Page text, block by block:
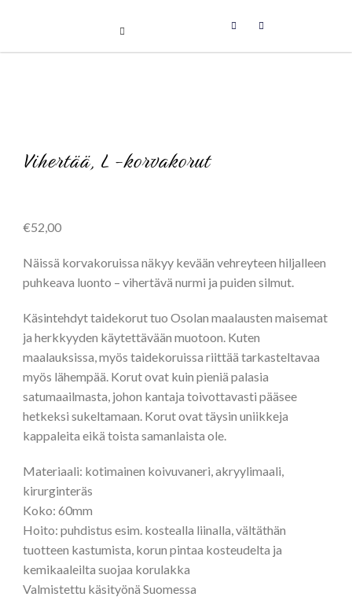
Vihertää, L -korvakorut
€52,00
Näissä korvakoruissa näkyy kevään vehreyteen hiljalleen
puhkeava luonto – vihertävä nurmi ja puiden silmut.
Käsintehdyt taidekorut tuo Osolan maalausten maisemat
ja herkkyyden käytettävään muotoon. Kuten
maalauksissa, myös taidekoruissa riittää tarkasteltavaa
myös lähempää. Korut ovat kuin pieniä palasia
satumaailmasta, johon kantaja toivottavasti pääsee
hetkeksi sukeltamaan. Korut ovat täysin uniikkeja
kappaleita eikä toista samanlaista ole.
Materiaali: kotimainen koivuvaneri, akryylimaali,
kirurginteräs
Koko: 60mm
Hoito: puhdistus esim. kostealla liinalla, vältäthän
tuotteen kastumista, korun pintaa kosteudelta ja
kemikaaleilta suojaa korulakka
Valmistettu käsityönä Suomessa